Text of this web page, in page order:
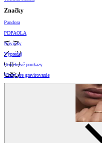
Značky
Pandora
PDPAOLA
Novinky
Výpredaj
Darčekové poukazy
Vzory pre gravírovanie